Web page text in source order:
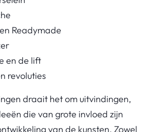
Readymade
en de lift
revoluties
draait het om uitvindingen,
die van grote invloed zijn
van de kunsten. Zowel